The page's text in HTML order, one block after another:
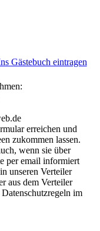
Gästebuch eintragen
erreichen und
zukommen lassen.
wenn sie über
per email informiert
unseren Verteiler
aus dem Verteiler
Datenschutzregeln im